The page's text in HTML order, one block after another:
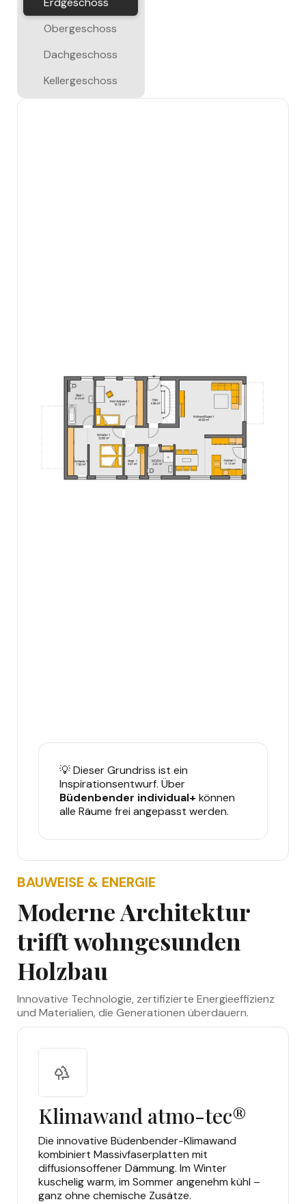
Obergeschoss
Dachgeschoss
Kellergeschoss
💡 Dieser Grundriss ist ein
Inspirationsentwurf. Über
Büdenbender individual+ können
alle Räume frei angepasst werden.
BAUWEISE & ENERGIE
Moderne Architektur
trifft wohngesunden
Holzbau
Innovative Technologie, zertifizierte Energieeffizienz
und Materialien, die Generationen überdauern.
Klimawand atmo-tec®
Die innovative Büdenbender-Klimawand
kombiniert Massivfaserplatten mit
diffusionsoffener Dämmung. Im Winter
kuschelig warm, im Sommer angenehm kühl –
ganz ohne chemische Zusätze.